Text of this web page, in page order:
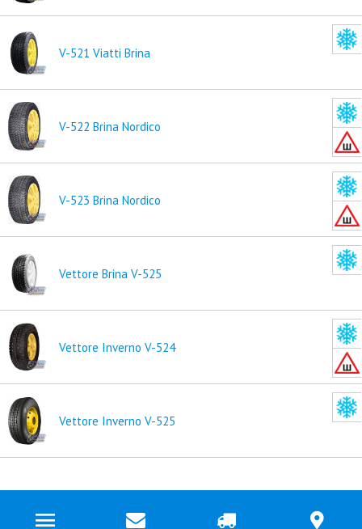
V-521 Viatti Brina
V-522 Brina Nordico
V-523 Brina Nordico
Vettore Brina V-525
Vettore Inverno V-524
Vettore Inverno V-525